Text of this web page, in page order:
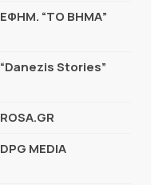
ΕΦΗΜ. “ΤΟ ΒΗΜΑ”
“Danezis Stories”
ROSA.GR
DPG MEDIA